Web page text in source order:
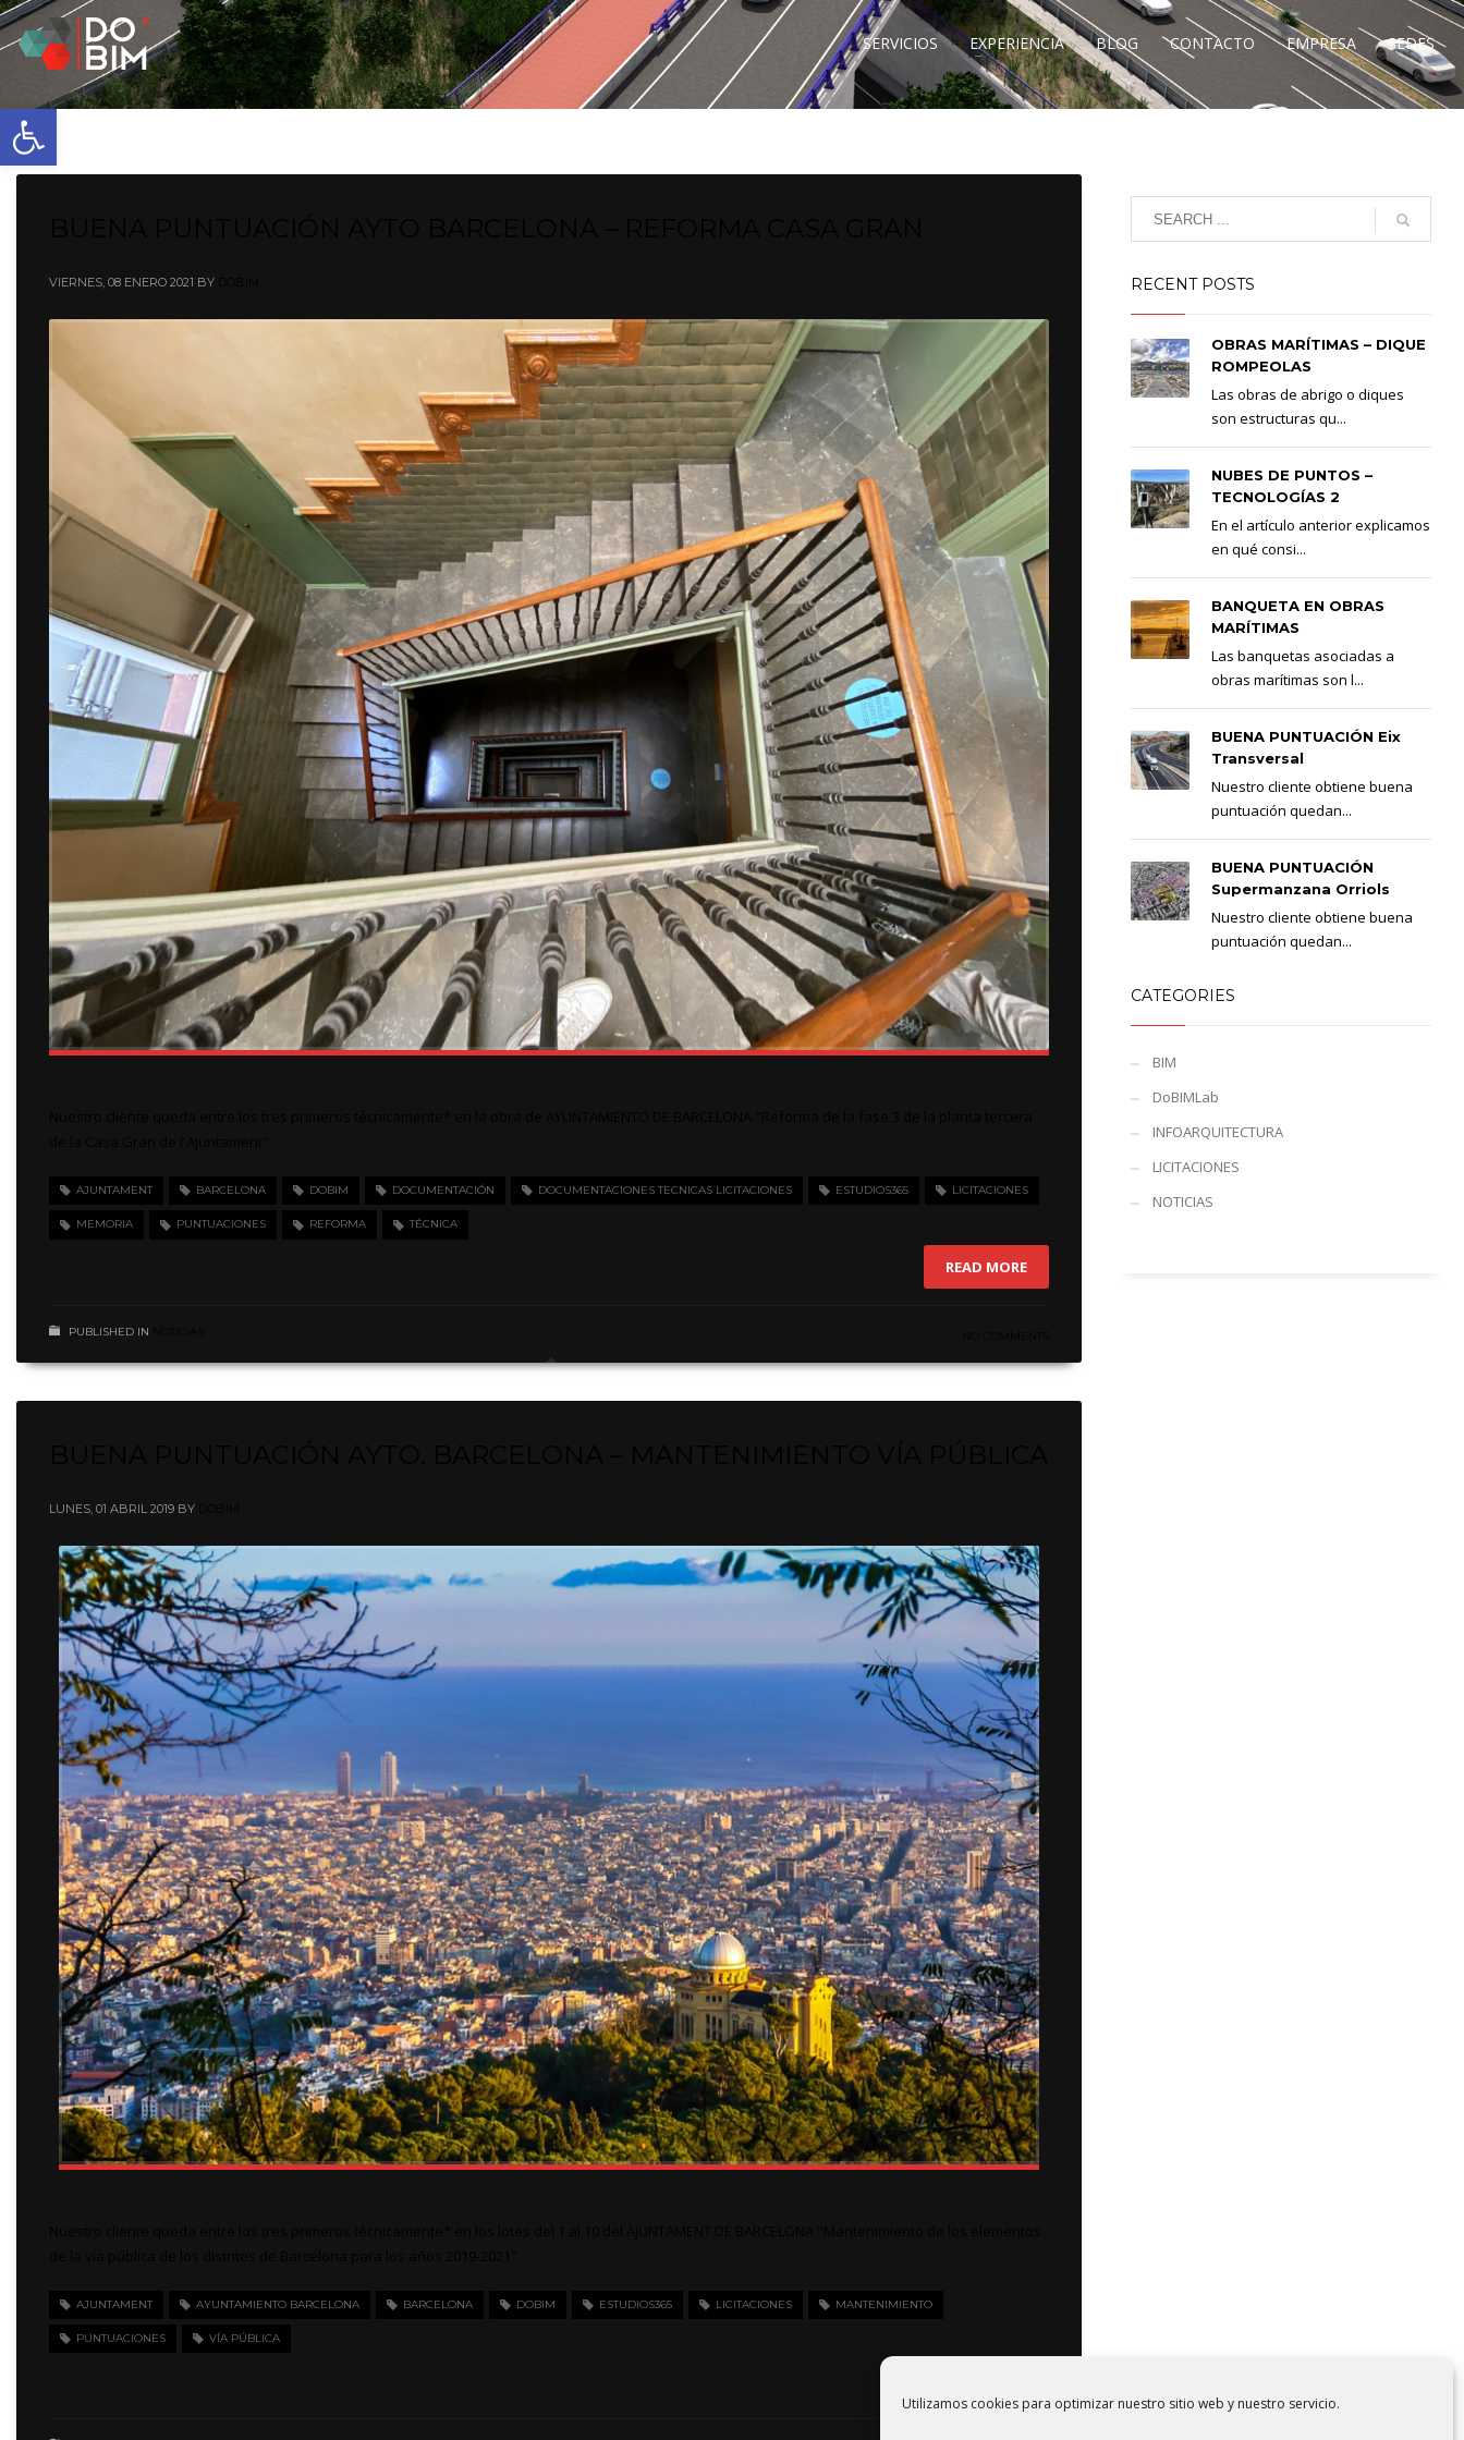
Abrir barra de herramientas
Utilizamos cookies para optimizar nuestro sitio web y nuestro servicio.
SERVICIOS EXPERIENCIA BLOG CONTACTO EMPRESA SEDES
VIERNES, 08 ENERO 2021 BY
AJUNTAMENT BARCELONA DOBIM DOCUMENTACIÓN DOCUMENTACIONES TECNICAS LICITACIONES ESTUDIOS365 LICITACIONES
MEMORIA PUNTUACIONES REFORMA TÉCNICA
READ MORE
PUBLISHED IN
LUNES, 01 ABRIL 2019 BY
AJUNTAMENT AYUNTAMIENTO BARCELONA BARCELONA DOBIM ESTUDIOS365 LICITACIONES MANTENIMIENTO
PUNTUACIONES VÍA PÚBLICA
RECENT POSTS
OBRAS MARÍTIMAS – DIQUE
ROMPEOLAS
Las obras de abrigo o diques
son estructuras qu...
NUBES DE PUNTOS –
TECNOLOGÍAS 2
En el artículo anterior explicamos
en qué consi...
BANQUETA EN OBRAS
MARÍTIMAS
Las banquetas asociadas a
obras marítimas son l...
BUENA PUNTUACIÓN Eix
Transversal
Nuestro cliente obtiene buena
puntuación quedan...
BUENA PUNTUACIÓN
Supermanzana Orriols
Nuestro cliente obtiene buena
puntuación quedan...
CATEGORIES
BIM
DoBIMLab
INFOARQUITECTURA
LICITACIONES
NOTICIAS